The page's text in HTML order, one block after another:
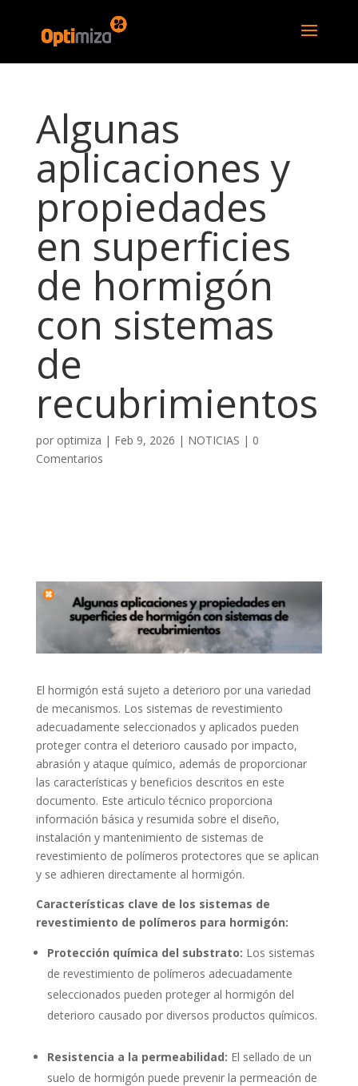
Algunas
aplicaciones y
propiedades
en superficies
de hormigón
con sistemas
de
recubrimientos
por optimiza | Feb 9, 2026 | NOTICIAS | 0
Comentarios
El hormigón está sujeto a deterioro por una variedad
de mecanismos. Los sistemas de revestimiento
adecuadamente seleccionados y aplicados pueden
proteger contra el deterioro causado por impacto,
abrasión y ataque químico, además de proporcionar
las características y beneficios descritos en este
documento. Este articulo técnico proporciona
información básica y resumida sobre el diseño,
instalación y mantenimiento de sistemas de
revestimiento de polímeros protectores que se aplican
y se adhieren directamente al hormigón.
Características clave de los sistemas de
revestimiento de polímeros para hormigón:
Protección química del substrato: Los sistemas
de revestimiento de polímeros adecuadamente
seleccionados pueden proteger al hormigón del
deterioro causado por diversos productos químicos.
Resistencia a la permeabilidad: El sellado de un
suelo de hormigón puede prevenir la permeación de